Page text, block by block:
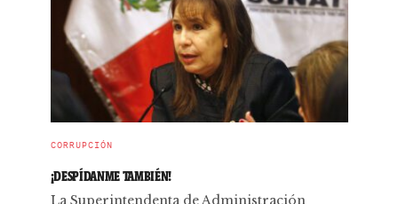
CORRUPCIÓN
¡DESPÍDANME TAMBIÉN!
La Superintendenta de Administración